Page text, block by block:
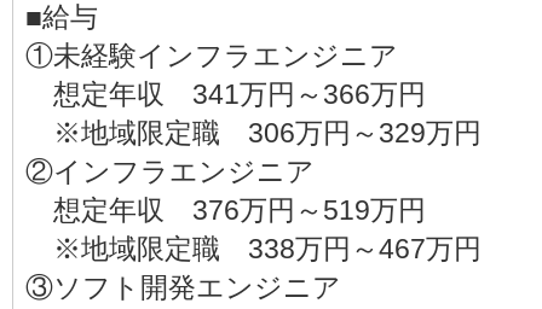
■給与
①未経験インフラエンジニア
想定年収 341万円～366万円
※地域限定職 306万円～329万円
②インフラエンジニア
想定年収 376万円～519万円
※地域限定職 338万円～467万円
③ソフト開発エンジニア